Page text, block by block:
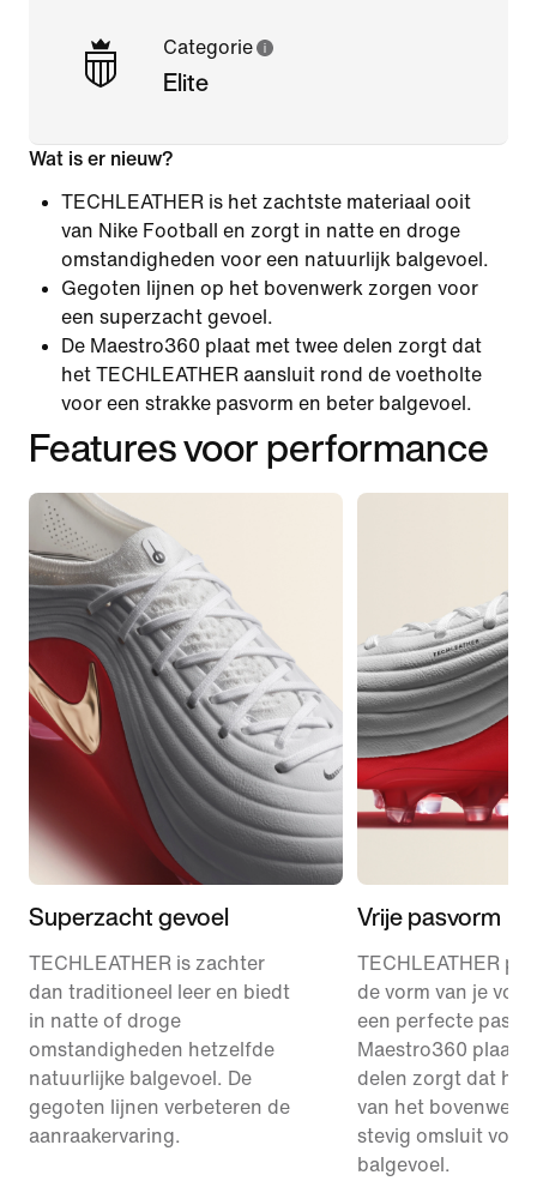
Categorie
Elite
Wat is er nieuw?
TECHLEATHER is het zachtste materiaal ooit
van Nike Football en zorgt in natte en droge
omstandigheden voor een natuurlijk balgevoel.
Gegoten lijnen op het bovenwerk zorgen voor
een superzacht gevoel.
De Maestro360 plaat met twee delen zorgt dat
het TECHLEATHER aansluit rond de voetholte
voor een strakke pasvorm en beter balgevoel.
Features voor performance
Superzacht gevoel
TECHLEATHER is zachter
dan traditioneel leer en biedt
in natte of droge
omstandigheden hetzelfde
natuurlijke balgevoel. De
gegoten lijnen verbeteren de
aanraakervaring.
Vrije pasvorm
TECHLEATHER
de vorm van je
een perfecte
Maestro360 plaat
delen zorgt dat het
van het bovenwerk
stevig omsluit voor
balgevoel.